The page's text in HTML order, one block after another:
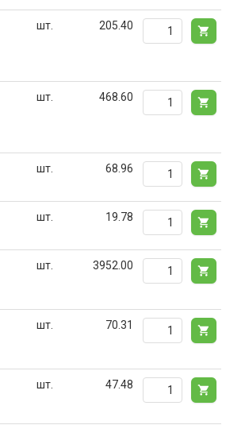
шт. 205.40
шт. 468.60
шт. 68.96
шт. 19.78
шт. 3952.00
шт. 70.31
шт. 47.48